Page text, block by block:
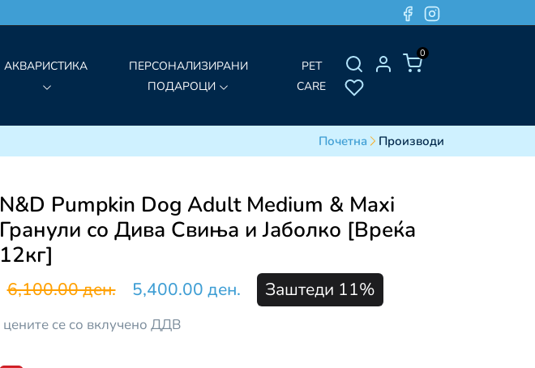
0
АКВАРИСТИКА
ПЕРСОНАЛИЗИРАНИ
ПОДАРОЦИ
PET
CARE
Почетна Производи
N&D Pumpkin Dog Adult Medium & Maxi
Гранули со Дива Свиња и Јаболко [Вреќа
12кг]
6,100.00 ден. 5,400.00 ден. Заштеди 11%
цените се со вклучено ДДВ